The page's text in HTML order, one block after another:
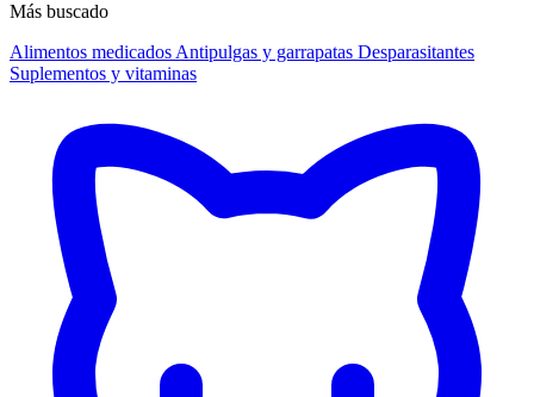
Más buscado
Alimentos medicados Antipulgas y garrapatas Desparasitantes
Suplementos y vitaminas